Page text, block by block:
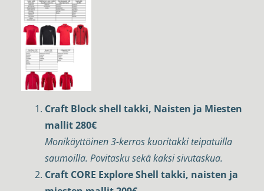
Craft Block shell takki, Naisten ja Miesten
mallit 280€
Monikäyttöinen 3-kerros kuoritakki teipatuilla
saumoilla. Povitasku sekä kaksi sivutaskua.
Craft CORE Explore Shell takki, naisten ja